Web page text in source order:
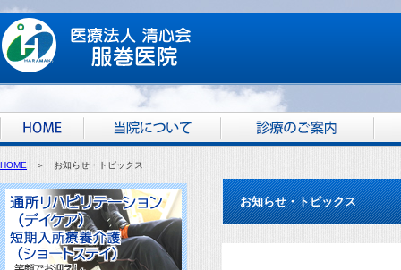
HOME ＞ お知らせ・トピックス
お知らせ・トピックス